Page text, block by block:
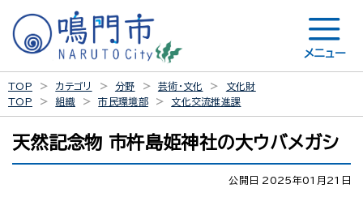
メニュー
TOP カテゴリ 分野 芸術・文化
文化財
TOP
組織 市民環境部 文化交流推進課
天然記念物 市杵島姫神社の大ウバメガシ
公開日 2025年01月21日